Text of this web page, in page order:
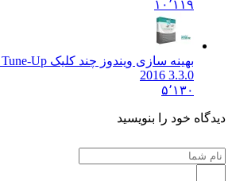
۱۰٬۱۱۹
بهینه سازی ویندوز چند کلیک PC 2016Tune-Up
2016 3.3.0
۵٬۱۳۰
خود را بنویسید